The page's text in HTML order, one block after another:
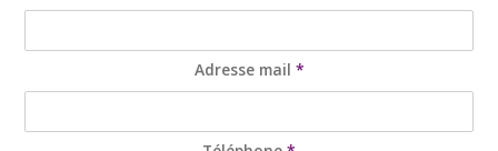
Adresse mail *